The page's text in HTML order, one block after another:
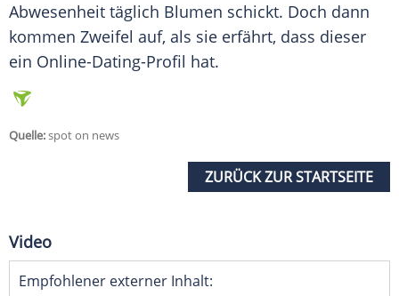
Abwesenheit täglich Blumen schickt. Doch dann
kommen Zweifel auf, als sie erfährt, dass dieser
ein Online-Dating-Profil hat.
Quelle:spot on news
ZURÜCK ZUR STARTSEITE
Video
Empfohlener externer Inhalt: